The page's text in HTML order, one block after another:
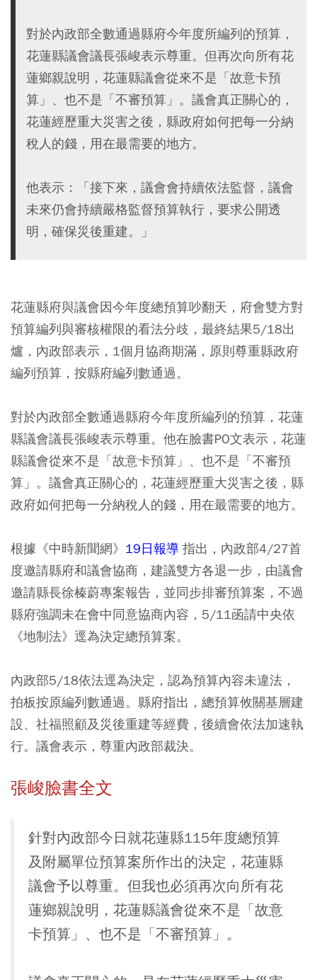
對於內政部全數通過縣府今年度所編列的預算，
花蓮縣議會議長張峻表示尊重。但再次向所有花
蓮鄉親說明，花蓮縣議會從來不是「故意卡預
算」、也不是「不審預算」。議會真正關心的，
花蓮經歷重大災害之後，縣政府如何把每一分納
稅人的錢，用在最需要的地方。
他表示：「接下來，議會會持續依法監督，議會
未來仍會持續嚴格監督預算執行，要求公開透
明，確保災後重建。」
花蓮縣府與議會因今年度總預算吵翻天，府會雙方對
預算編列與審核權限的看法分歧，最終結果5/18出
爐，內政部表示，1個月協商期滿，原則尊重縣政府
編列預算，按縣府編列數通過。
對於內政部全數通過縣府今年度所編列的預算，花蓮
縣議會議長張峻表示尊重。他在臉書PO文表示，花蓮
縣議會從來不是「故意卡預算」、也不是「不審預
算」。議會真正關心的，花蓮經歷重大災害之後，縣
政府如何把每一分納稅人的錢，用在最需要的地方。
根據《中時新聞網》 19日報導 指出，內政部4/27首
度邀請縣府和議會協商，建議雙方各退一步，由議會
邀請縣長徐榛蔚專案報告，並同步排審預算案，不過
縣府強調未在會中同意協商內容，5/11函請中央依
《地制法》逕為決定總預算案。
內政部5/18依法逕為決定，認為預算內容未違法，
拍板按原編列數通過。縣府指出，總預算攸關基層建
設、社福照顧及災後重建等經費，後續會依法加速執
行。議會表示，尊重內政部裁決。
張峻臉書全文
針對內政部今日就花蓮縣115年度總預算
及附屬單位預算案所作出的決定，花蓮縣
議會予以尊重。但我也必須再次向所有花
蓮鄉親說明，花蓮縣議會從來不是「故意
卡預算」、也不是「不審預算」。